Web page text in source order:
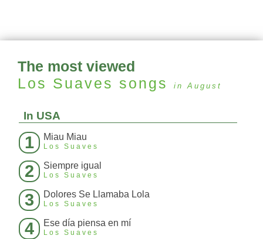
The most viewed
Los Suaves songs in August
In USA
1 Miau Miau
Los Suaves
2 Siempre igual
Los Suaves
3 Dolores Se Llamaba Lola
Los Suaves
4 Ese día piensa en mí
Los Suaves